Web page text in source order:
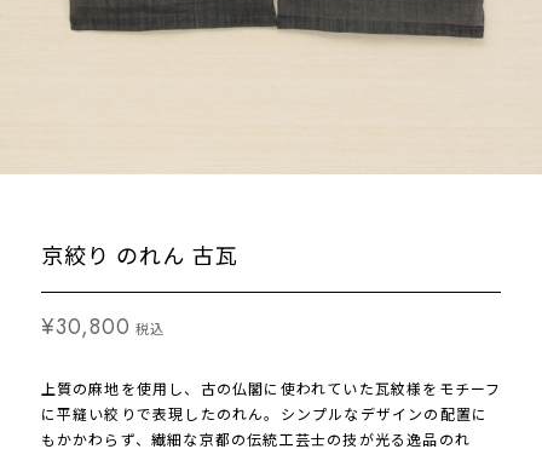
京絞り のれん 古瓦
¥30,800 税込
上質の麻地を使用し、古の仏閣に使われていた瓦紋様をモチーフ
に平縫い絞りで表現したのれん。シンプルなデザインの配置に
もかかわらず、繊細な京都の伝統工芸士の技が光る逸品のれ